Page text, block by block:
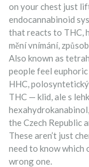
on your chest just
endocannabinoid
that reacts to THC,
mění vnímání,
Also known as
people feel
HHC,polosyntetický
THC — klid, ale s
hexahydrokanabinol
the Czech Republic
These aren’t just
need to know which
wrong one.